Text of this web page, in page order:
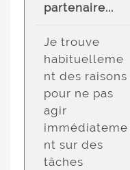
partenaire...
Je trouve
habituelleme
nt des raisons
pour ne pas
agir
immédiateme
nt sur des
tâches